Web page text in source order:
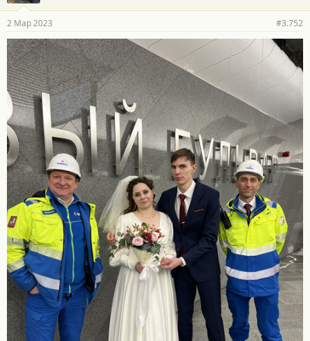
2 Мар 2023 #3.752